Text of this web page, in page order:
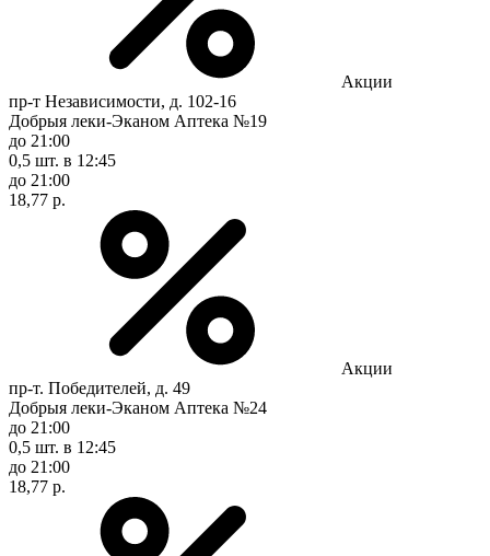
Акции
пр-т Независимости, д. 102-16
Добрыя леки-Эканом Аптека №19
до 21:00
0,5 шт. в 12:45
до 21:00
18,77 р.
Акции
пр-т. Победителей, д. 49
Добрыя леки-Эканом Аптека №24
до 21:00
0,5 шт. в 12:45
до 21:00
18,77 р.